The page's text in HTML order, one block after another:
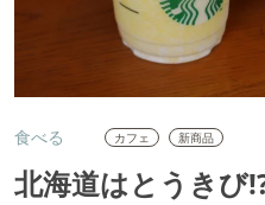
食べる カフェ 新商品
北海道はとうきび